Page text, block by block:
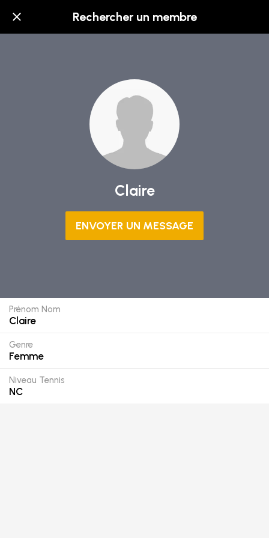
Rechercher un membre
Claire
ENVOYER UN MESSAGE
Prénom Nom
Claire
Genre
Femme
Niveau Tennis
NC